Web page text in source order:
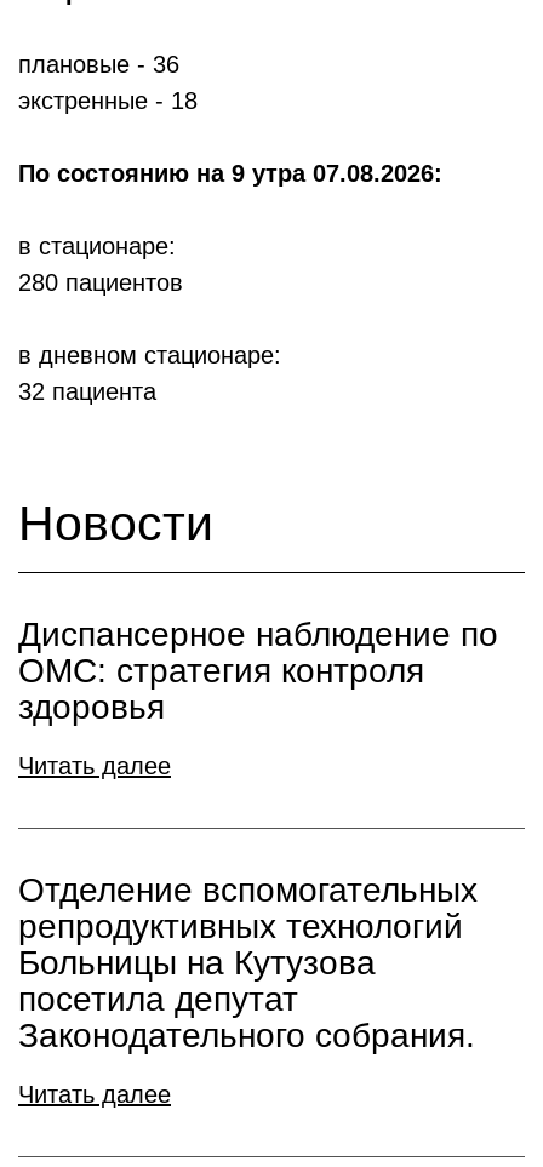
плановые - 36
экстренные - 18
По состоянию на 9 утра 07.08.2026:
в стационаре:
280 пациентов
в дневном стационаре:
32 пациента
Новости
Диспансерное наблюдение по
ОМС: стратегия контроля
здоровья
Читать далее
Отделение вспомогательных
репродуктивных технологий
Больницы на Кутузова
посетила депутат
Законодательного собрания.
Читать далее